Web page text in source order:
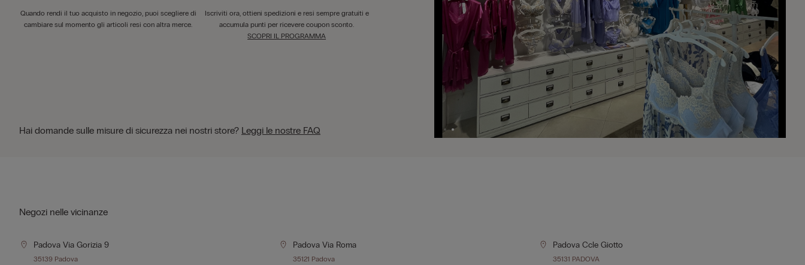
Quando rendi il tuo acquisto in negozio, puoi scegliere di
cambiare sul momento gli articoli resi con altra merce.
Iscriviti ora, ottieni spedizioni e resi sempre gratuiti e
accumula punti per ricevere coupon sconto.
SCOPRI IL PROGRAMMA
Hai domande sulle misure di sicurezza nei nostri store? Leggi le nostre FAQ
Negozi nelle vicinanze
Padova Via Gorizia 9
35139 Padova
Padova Via Roma
35121 Padova
Padova Ccle Giotto
35131 PADOVA